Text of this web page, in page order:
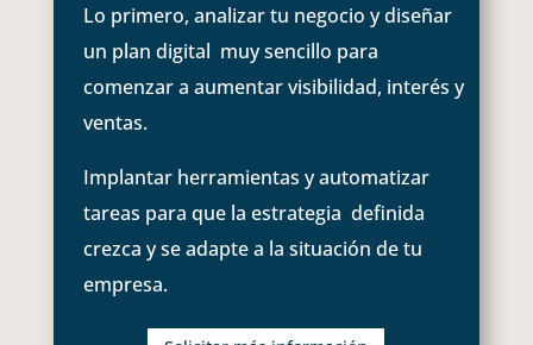
Lo primero, analizar tu negocio y diseñar
un plan digital muy sencillo para
comenzar a aumentar visibilidad, interés y
ventas.
Implantar herramientas y automatizar
tareas para que la estrategia definida
crezca y se adapte a la situación de tu
empresa.